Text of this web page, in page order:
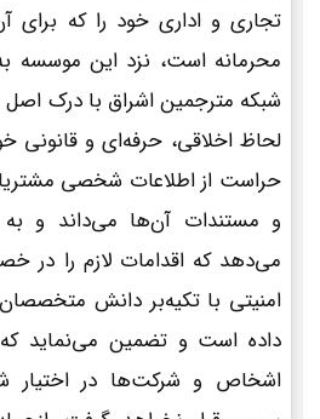
تجاری و اداری خود را که برای
محرمانه است، نزد این موسسه
شبکه مترجمین اشراق با درک اصل
لحاظ اخلاقی، حرفه‌ای و
حراست از اطلاعات شخصی
و مستندات آن‌ها می‌داند و به
می‌دهد که اقدامات لازم را در
امنیتی با تکیه‌بر دانش
داده است و تضمین می‌نماید که
اشخاص و شرکت‌ها در اختیار